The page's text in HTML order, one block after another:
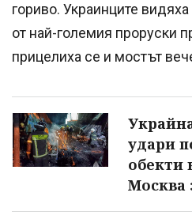
гориво. Украинците
от най-големия проруски
прицелиха се и мостът
удари
обекти
Москва